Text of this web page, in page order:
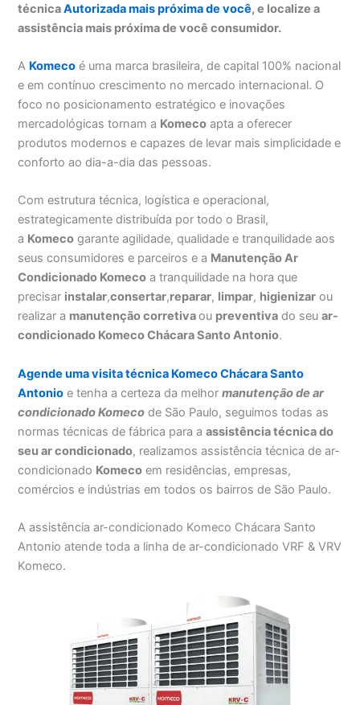
técnicaAutorizada mais próxima de você, e localize a
assistência mais próxima de você consumidor.
A Komeco é uma marca brasileira, de capital 100% nacional
e em contínuo crescimento no mercado internacional. O
foco no posicionamento estratégico e inovações
mercadológicas tornam a Komeco apta a oferecer
produtos modernos e capazes de levar mais simplicidade e
conforto ao dia-a-dia das pessoas.
Com estrutura técnica, logística e operacional,
estrategicamente distribuída por todo o Brasil,
a Komeco garante agilidade, qualidade e tranquilidade aos
seus consumidores e parceiros e a Manutenção Ar
Condicionado Komeco a tranquilidade na hora que
precisar instalar,consertar,reparar, limpar, higienizar ou
realizar a manutenção corretivaou preventiva do seuar-
condicionado Komeco Chácara Santo Antonio.
Agende uma visita técnica Komeco Chácara Santo
Antonio e tenha a certeza da melhormanutençãode ar
condicionado Komeco de São Paulo, seguimos todas as
normas técnicas de fábrica para aassistência técnica do
seu ar condicionado, realizamos assistência técnica de ar-
condicionado Komeco em residências, empresas,
comércios e indústrias em todos os bairros de São Paulo.
A assistência ar-condicionado Komeco Chácara Santo
Antonio atende toda a linha de ar-condicionado VRF & VRV
Komeco.